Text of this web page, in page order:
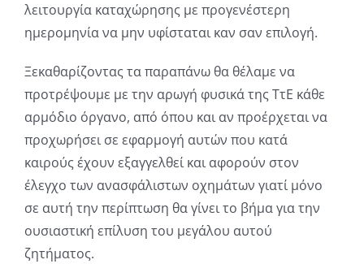
λειτουργία καταχώρησης με προγενέστερη
ημερομηνία να μην υφίσταται καν σαν επιλογή.
Ξεκαθαρίζοντας τα παραπάνω θα θέλαμε να
προτρέψουμε με την αρωγή φυσικά της ΤτΕ κάθε
αρμόδιο όργανο, από όπου και αν προέρχεται να
προχωρήσει σε εφαρμογή αυτών που κατά
καιρούς έχουν εξαγγελθεί και αφορούν στον
έλεγχο των ανασφάλιστων οχημάτων γιατί μόνο
σε αυτή την περίπτωση θα γίνει το βήμα για την
ουσιαστική επίλυση του μεγάλου αυτού
ζητήματος.